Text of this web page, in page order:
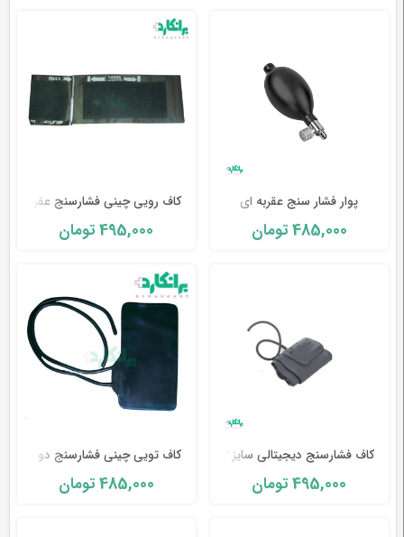
سنتی
پوار فشار سنج عقربه ای
485,000تومان
کاف رویی چینی فشارسنج عقربه ای
495,000 تومان
کاف فشارسنج دیجیتالی سایز 22 تا 36
495,000 تومان
کاف تویی چینی فشارسنج دو شلنگه
485,000تومان